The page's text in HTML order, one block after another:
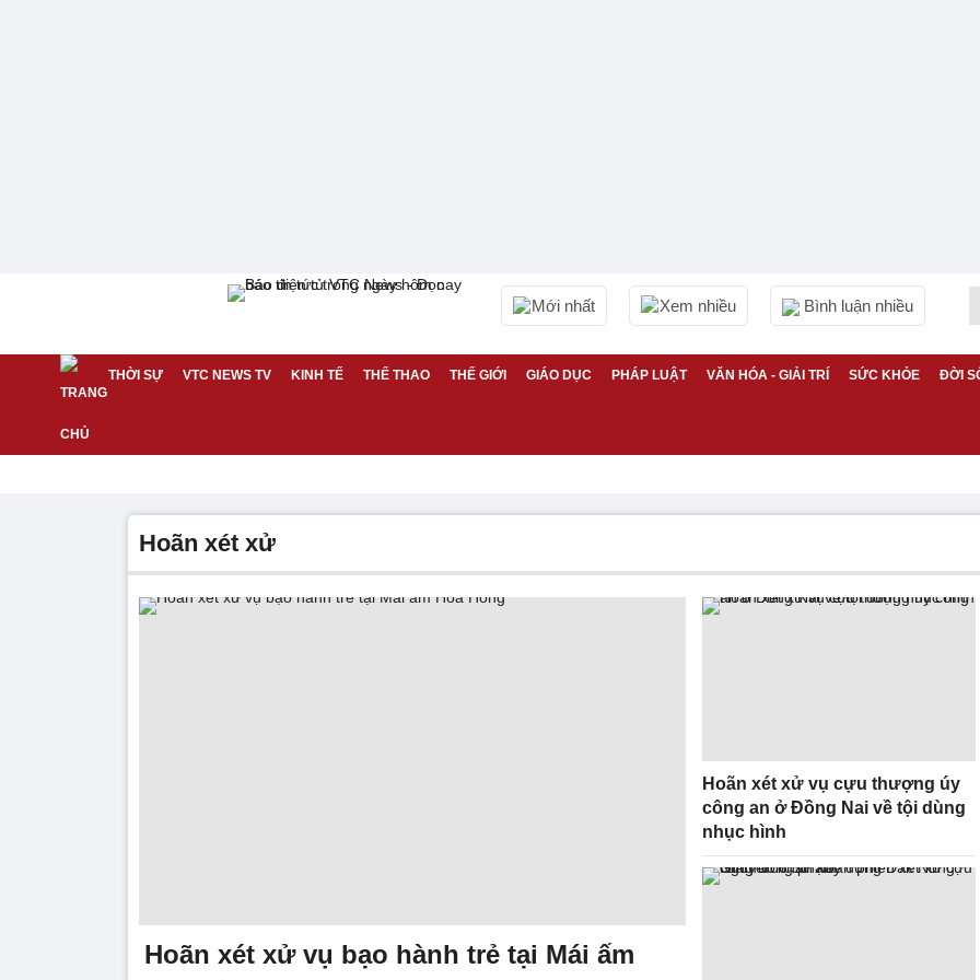
Mới nhất Xem nhiều Bình luận nhiều
THỜI SỰ VTC NEWS TV KINH TẾ THỂ THAO THẾ GIỚI GIÁO DỤC PHÁP LUẬT VĂN HÓA - GIẢI TRÍ SỨC KHỎE ĐỜI
hoãn xét xử
Hoãn xét xử vụ bạo hành trẻ tại Mái ấm
Hoãn xét xử vụ cựu thượng úy
công an ở Đồng Nai về tội dùng
nhục hình